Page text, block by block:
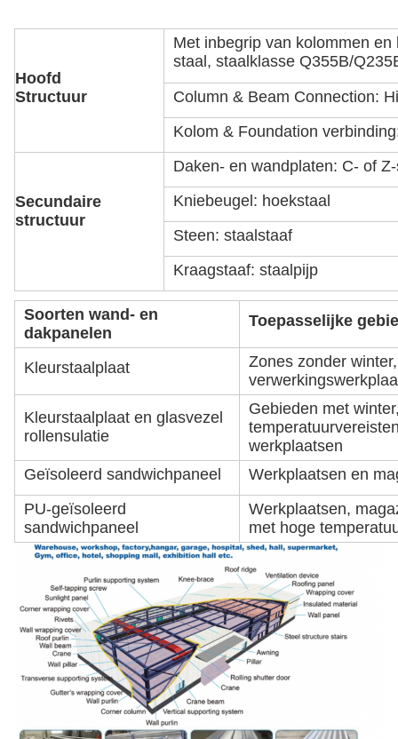
Hoofd
Structuur
Met inbegrip van kolommen
staal, staalklasse Q355B/
Column & Beam Connection:
Kolom & Foundation
Secundaire
structuur
Daken- en wandplaten: C- of
Kniebeugel: hoekstaal
Steen: staalstaaf
Kraagstaaf: staalpijp
Soorten wand- en
dakpanelen
Toepasselijke
Kleurstaalplaat
Zones zonder
Kleurstaalplaat en glasvezel
rollensulatie
Gebieden met
werkplaatsen
Geïsoleerd sandwichpaneel
Werkplaatsen en
PU-geïsoleerd
sandwichpaneel
Werkplaatsen,
met hoge